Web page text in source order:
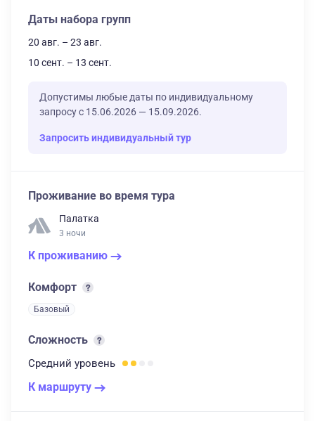
Даты набора групп
20 авг. – 23 авг.
10 сент. – 13 сент.
Допустимы любые даты по индивидуальному
запросу с 15.06.2026 — 15.09.2026.
Запросить индивидуальный тур
Проживание во время тура
Палатка
3 ночи
К проживанию
Комфорт
Базовый
Сложность
Средний уровень
К маршруту